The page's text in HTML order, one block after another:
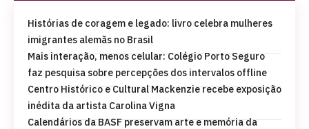
Histórias de coragem e legado: livro celebra mulheres
imigrantes alemãs no Brasil
Mais interação, menos celular: Colégio Porto Seguro
faz pesquisa sobre percepções dos intervalos offline
Centro Histórico e Cultural Mackenzie recebe exposição
inédita da artista Carolina Vigna
Calendários da BASF preservam arte e memória da